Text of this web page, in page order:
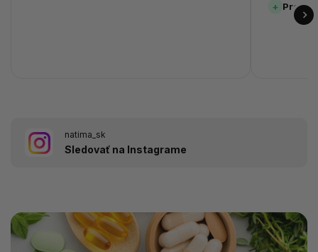
natima_sk
Sledovať na Instagrame